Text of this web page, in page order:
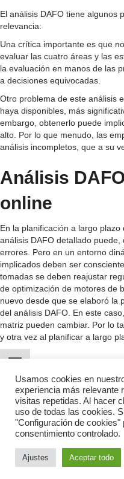
El análisis DAFO tiene algunos
relevancia:
Una crítica importante es que
evaluar las cuatro áreas y las
la evaluación en manos de las
a decisiones equivocadas.
Otro problema de este análisis
haya disponibles, más
embargo, obtenerlo puede
alto. Por lo que menudo, las
análisis incompletos, que a su
Análisis
online
En la planificación a largo
análisis DAFO detallado
errores. Pero en un entorno
implicados deben ser
tomadas se deben reajustar
de optimización de motores de
nuevo desde que se elaboró la
del análisis DAFO. En este
matriz pueden cambiar. Por lo
y otra vez al planificar a largo
Política de
2019 Glosario de Marketing
Usamos cookies en
experiencia más relevante
visitas repetidas. Al hacer
uso de todas las cookies.
"Configuración de cookies"
consentimiento controlado.
Ajustes Aceptar todo